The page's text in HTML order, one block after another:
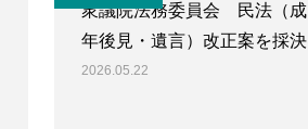
衆議院法務委員会 民法（成
年後見・遺言）改正案を採決
2026.05.22